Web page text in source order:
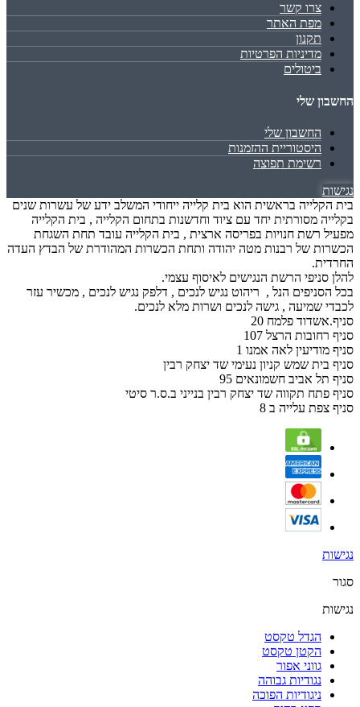
צרו קשר
מפת האתר
תקנון
מדיניות הפרטיות
ביטולים
החשבון שלי
החשבון שלי
היסטוריית ההזמנות
רשימת תפוצה
נגישות
בית הקלייה בראשית הוא בית קלייה ייחודי המשלב ידע של עשרות שנים
בקלייה מסורתית יחד עם ציוד וחדשנות בתחום הקלייה , בית הקלייה
מפעיל רשת חנויות בפריסה ארצית , בית הקלייה עובד תחת השגחת
הכשרות של רבנות מטה יהודה ותחת הכשרות המהודרת של הבדץ העדה
החרדית.
להלן סניפי הרשת הנגישים לאיסוף עצמי.
בכל הסניפים הנל , ריהוט נגיש לנכים , דלפק נגיש לנכים , מכשיר עזר
לכבדי שמיעה , גישה לנכים ושרות מלא לנכים.
סניף.אשדוד פלמח 20
סניף רחובות הרצל 107
סניף מודיעין לאה אמנו 1
סניף בית שמש קניון נעימי שד יצחק רבין
סניף תל אביב חשמונאים 95
סניף פתח תקווה שד יצחק רבין בנייני ב.ס.ר סיטי
סניף צפת עלייה ב 8
נגישות
סגור
נגישות
הגדל טקסט
הקטן טקסט
גווני אפור
נגודיות גבוהה
ניגודיות הפוכה